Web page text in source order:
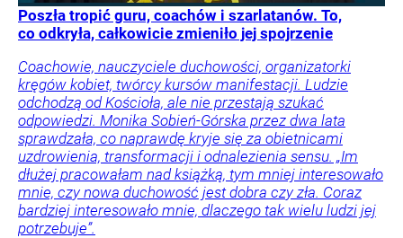
Poszła tropić guru, coachów i szarlatanów. To,
co odkryła, całkowicie zmieniło jej spojrzenie
Coachowie, nauczyciele duchowości, organizatorki
kręgów kobiet, twórcy kursów manifestacji. Ludzie
odchodzą od Kościoła, ale nie przestają szukać
odpowiedzi. Monika Sobień-Górska przez dwa lata
sprawdzała, co naprawdę kryje się za obietnicami
uzdrowienia, transformacji i odnalezienia sensu. „Im
dłużej pracowałam nad książką, tym mniej interesowało
mnie, czy nowa duchowość jest dobra czy zła. Coraz
bardziej interesowało mnie, dlaczego tak wielu ludzi jej
potrzebuje”.